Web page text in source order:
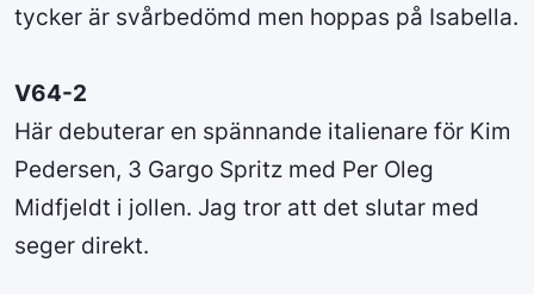
tycker är svårbedömd men hoppas på Isabella.
V64-2
Här debuterar en spännande italienare för Kim
Pedersen, 3 Gargo Spritz med Per Oleg
Midfjeldt i jollen. Jag tror att det slutar med
seger direkt.